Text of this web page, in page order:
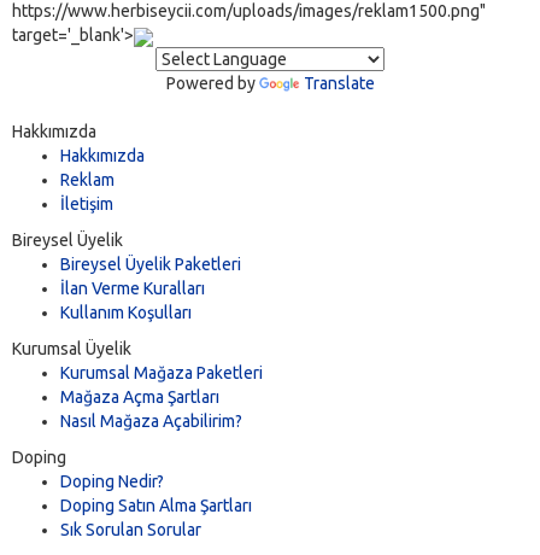
https://www.herbiseycii.com/uploads/images/reklam1500.png"
target='_blank'>
Powered by Translate
Hakkımızda
Hakkımızda
Reklam
İletişim
Bireysel Üyelik
Bireysel Üyelik Paketleri
İlan Verme Kuralları
Kullanım Koşulları
Kurumsal Üyelik
Kurumsal Mağaza Paketleri
Mağaza Açma Şartları
Nasıl Mağaza Açabilirim?
Doping
Doping Nedir?
Doping Satın Alma Şartları
Sık Sorulan Sorular